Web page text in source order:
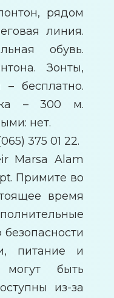
рядом
линия.
обувь.
Зонты,
– бесплатно.
– 300 м.
нет.
375 01 22.
Marsa Alam
Примите во
время
питание и
быть
из-за